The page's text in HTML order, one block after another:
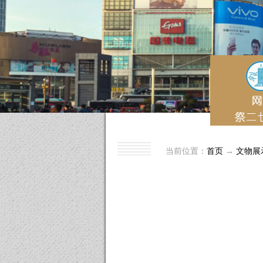
当前位置： 首页 → 文物展